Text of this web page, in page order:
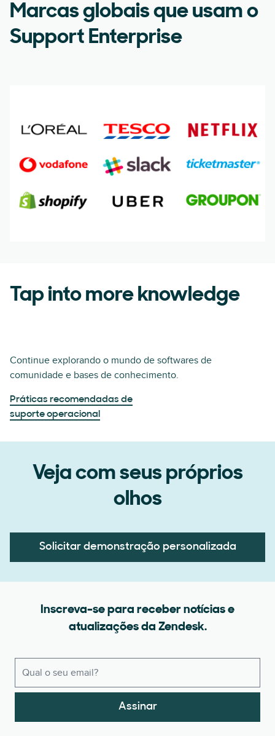
Marcas globais que usam o
Support Enterprise
Tap into more knowledge
Continue explorando o mundo de softwares de
comunidade e bases de conhecimento.
Práticas recomendadas de
suporte operacional
Veja com seus próprios
olhos
Solicitar demonstração personalizada
Inscreva-se para receber notícias e
atualizações da Zendesk.
Assinar